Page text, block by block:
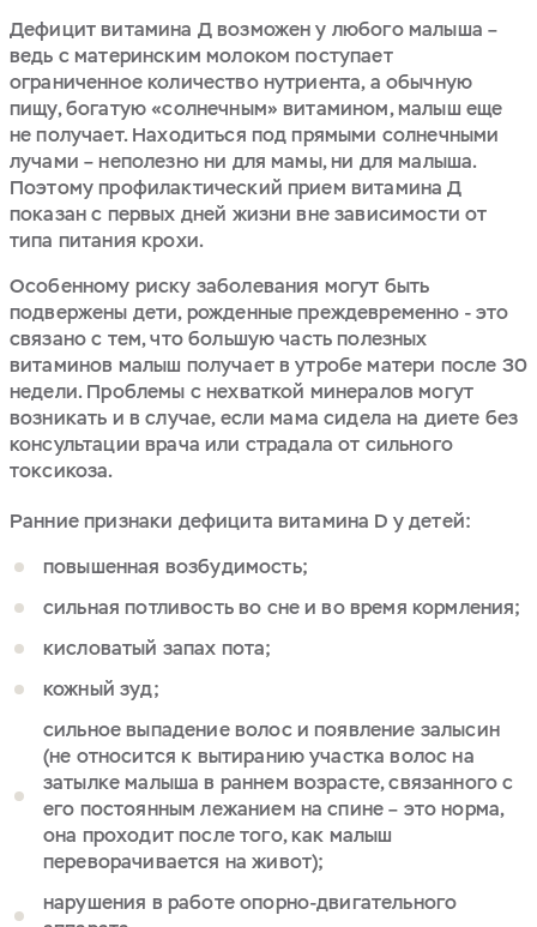
Дефицит витамина Д возможен у любого малыша –
ведь с материнским молоком поступает
ограниченное количество нутриента, а обычную
пищу, богатую «солнечным» витамином, малыш еще
не получает. Находиться под прямыми солнечными
лучами – неполезно ни для мамы, ни для малыша.
Поэтому профилактический прием витамина Д
показан с первых дней жизни вне зависимости от
типа питания крохи.
Особенному риску заболевания могут быть
подвержены дети, рожденные преждевременно - это
связано с тем, что большую часть полезных
витаминов малыш получает в утробе матери после 30
недели. Проблемы с нехваткой минералов могут
возникать и в случае, если мама сидела на диете без
консультации врача или страдала от сильного
токсикоза.
Ранние признаки дефицита витамина D у детей:
повышенная возбудимость;
сильная потливость во сне и во время кормления;
кисловатый запах пота;
кожный зуд;
сильное выпадение волос и появление залысин
(не относится к вытиранию участка волос на
затылке малыша в раннем возрасте, связанного с
его постоянным лежанием на спине – это норма,
она проходит после того, как малыш
переворачивается на живот);
нарушения в работе опорно-двигательного